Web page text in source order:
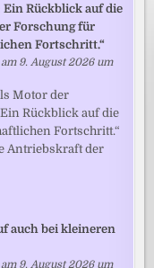
Rückblick auf die
Forschung für
Fortschritt.“
9. August 2026 um
Motor der
Rückblick auf die
Fortschritt.“
Antriebskraft der
auch bei kleineren
9. August 2026 um